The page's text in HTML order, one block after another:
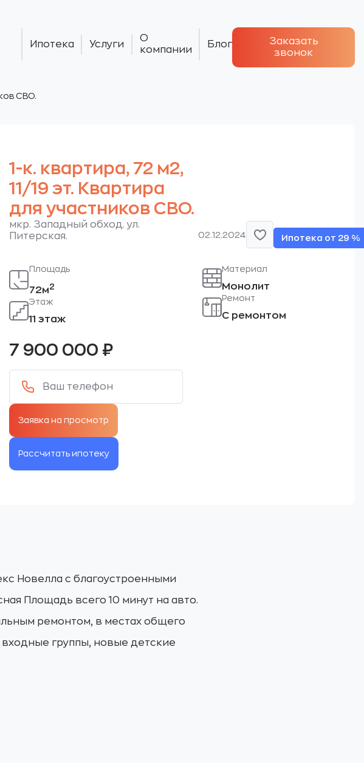
Ипотека Услуги
О
компании
Блог
Заказать
звонок
СВО.
1-к. квартира, 72 м2,
11/19 эт. Квартира
для участников СВО.
мкр. Западный обход. ул.
Питерская.
02.12.2024 Ипотека от 29 %
Площадь
72м2
Этаж
11 этаж
Материал
Монолит
Ремонт
С ремонтом
7 900 000 ₽
Рассчитать ипотеку
Новелла с благоустроенными
Площадь всего 10 минут на авто.
ремонтом, в местах общего
группы, новые детские